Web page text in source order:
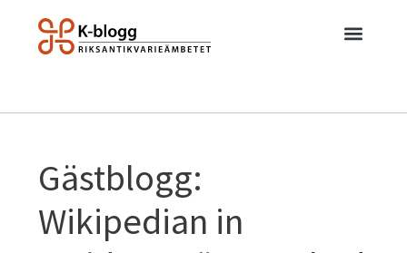
Gästblogg:
Wikipedian in